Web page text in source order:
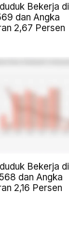
Bekerja
dan Angka
2,67 Persen
Bekerja
dan Angka
2,16 Persen